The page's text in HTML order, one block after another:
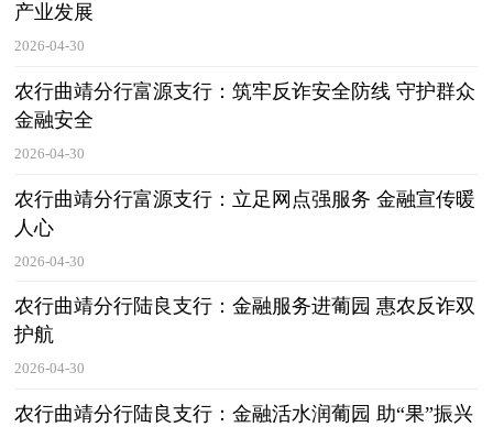
产业发展
2026-04-30
农行曲靖分行富源支行：筑牢反诈安全防线 守护群众
金融安全
2026-04-30
农行曲靖分行富源支行：立足网点强服务 金融宣传暖
人心
2026-04-30
农行曲靖分行陆良支行：金融服务进葡园 惠农反诈双
护航
2026-04-30
农行曲靖分行陆良支行：金融活水润葡园 助“果”振兴